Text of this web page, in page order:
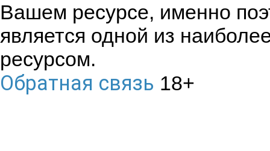
Вашем ресурсе, именно
является одной из
ресурсом.
Обратная связь 18+